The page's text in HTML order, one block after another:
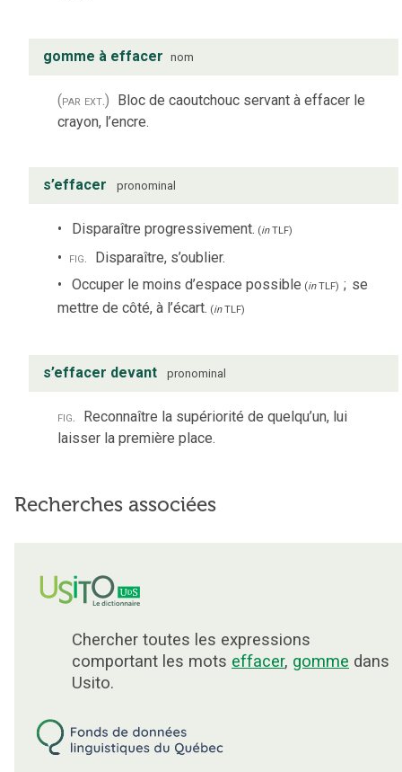
gomme à effacer nom
(par ext.) Bloc de caoutchouc servant à effacer le
crayon, l’encre.
s’effacer pronominal
Disparaître progressivement. (inTLF)
fig. Disparaître, s’oublier.
Occuper le moins d’espace possible (inTLF) ; se
mettre de côté, à l’écart. (inTLF)
s’effacer devant pronominal
fig. Reconnaître la supériorité de quelqu’un, lui
laisser la première place.
Recherches associées
Chercher toutes les expressions
comportant les mots effacer, gomme dans
Usito.